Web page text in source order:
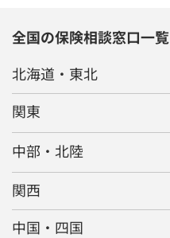
全国の保険相談窓口一覧
北海道・東北
関東
中部・北陸
関西
中国・四国